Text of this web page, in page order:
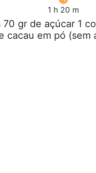
1 h 20 m
gr de açúcar 1
cacau em pó (sem